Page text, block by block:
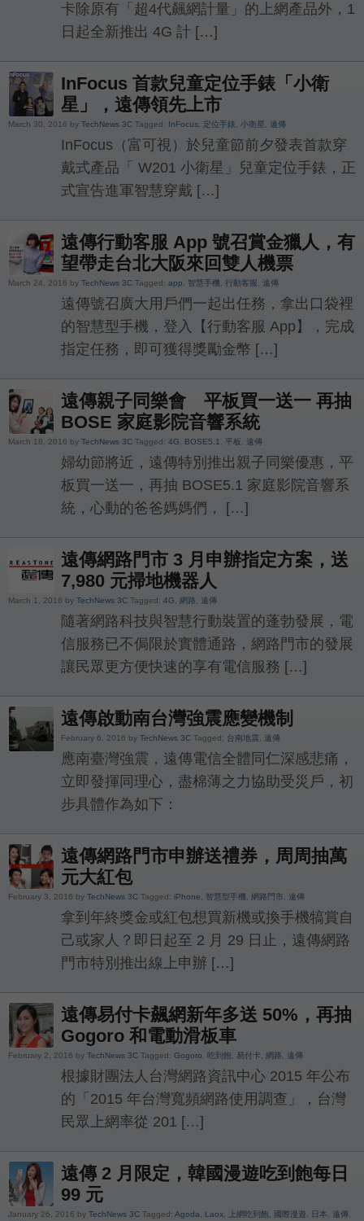
卡除原有「超4代飆網計量」的上網產品外，1
日起全新推出 4G 計 […]
InFocus 首款兒童定位手錶「小衛
星」，遠傳領先上市
March 30, 2016 by TechNews 3C Tagged: InFocus 定位手錶 小衛星 遠傳
InFocus（富可視）於兒童節前夕發表首款穿
戴式產品「 W201 小衛星」兒童定位手錶，正
式宣告進軍智慧穿戴 […]
遠傳行動客服 App 號召賞金獵人，有
望帶走台北大阪來回雙人機票
March 24, 2016 by TechNews 3C Tagged: app 智慧手機 行動客服 遠傳
遠傳號召廣大用戶們一起出任務，拿出口袋裡
的智慧型手機，登入【行動客服 App】，完成
指定任務，即可獲得獎勵金幣 […]
遠傳親子同樂會 平板買一送一 再抽
BOSE 家庭影院音響系統
March 18, 2016 by TechNews 3C Tagged: 4G BOSE5.1 平板 遠傳
婦幼節將近，遠傳特別推出親子同樂優惠，平
板買一送一，再抽 BOSE5.1 家庭影院音響系
統，心動的爸爸媽媽們， […]
遠傳網路門市 3 月申辦指定方案，送
7,980 元掃地機器人
March 1, 2016 by TechNews 3C Tagged: 4G 網路 遠傳
隨著網路科技與智慧行動裝置的蓬勃發展，電
信服務已不侷限於實體通路，網路門市的發展
讓民眾更方便快速的享有電信服務 […]
遠傳啟動南台灣強震應變機制
February 6, 2016 by TechNews 3C Tagged: 台南地震 遠傳
應南臺灣強震，遠傳電信全體同仁深感悲痛，
立即發揮同理心，盡棉薄之力協助受災戶，初
步具體作為如下：
遠傳網路門市申辦送禮券，周周抽萬
元大紅包
February 3, 2016 by TechNews 3C Tagged: iPhone 智慧型手機 網路門市 遠傳
拿到年終獎金或紅包想買新機或換手機犒賞自
己或家人？即日起至 2 月 29 日止，遠傳網路
門市特別推出線上申辦 […]
遠傳易付卡飆網新年多送 50%，再抽
Gogoro 和電動滑板車
February 2, 2016 by TechNews 3C Tagged: Gogoro 吃到飽 易付卡 網路 遠傳
根據財團法人台灣網路資訊中心 2015 年公布
的「2015 年台灣寬頻網路使用調查」，台灣
民眾上網率從 201 […]
遠傳 2 月限定，韓國漫遊吃到飽每日
99 元
January 26, 2016 by TechNews 3C Tagged: Agoda Laox 上網吃到飽 國際漫遊 日本 遠傳